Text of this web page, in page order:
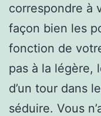
correspondre à
façon bien les
fonction de
pas à la légère,
d’un tour dans
séduire. Vous